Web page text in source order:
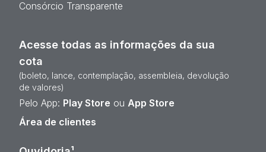
Consórcio Transparente
Acesse todas as informações da sua
cota
(boleto, lance, contemplação, assembleia, devolução
de valores)
Pelo App: Play Store ou App Store
Área de clientes